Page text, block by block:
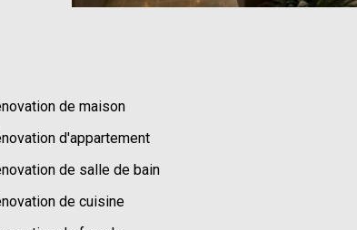
de maison
d'appartement
de salle de bain
de cuisine